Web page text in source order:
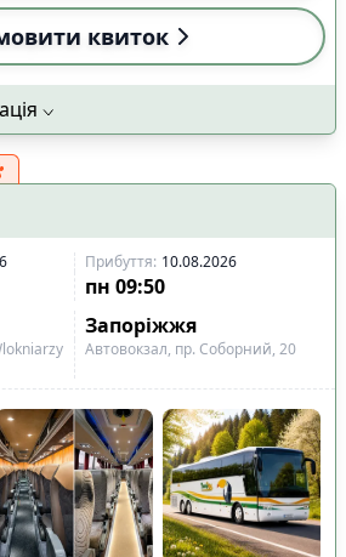
квиток
Прибуття: 10.08.2026
пн 09:50
Запоріжжя
Автовокзал, пр. Соборний, 20